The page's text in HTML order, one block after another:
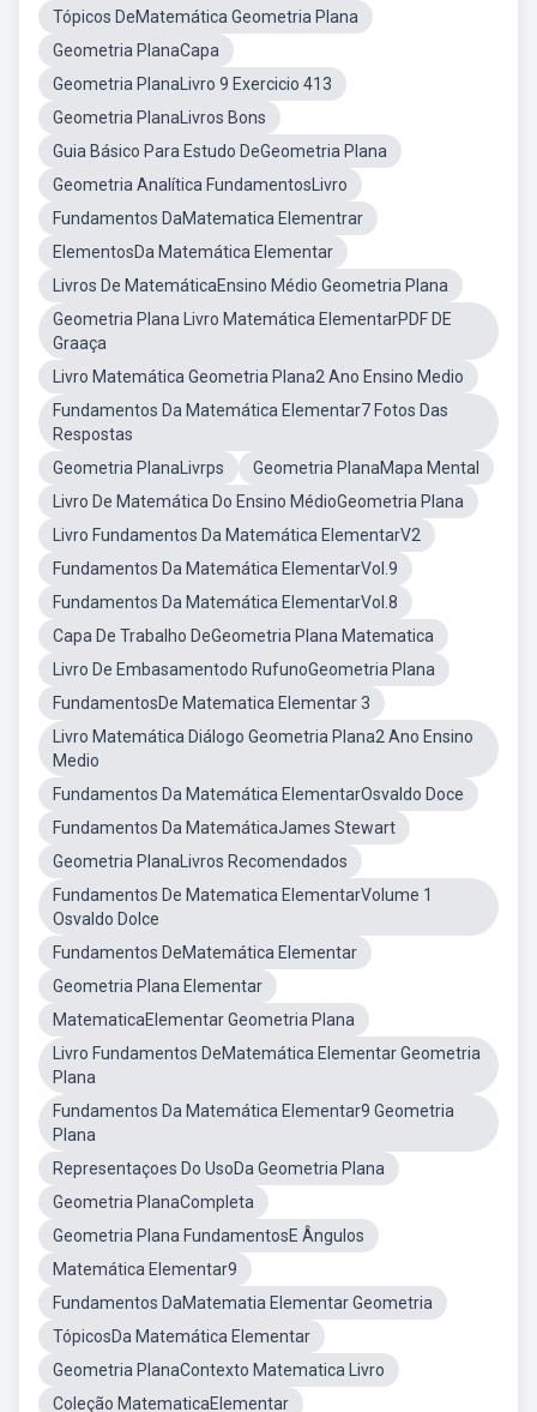
Tópicos DeMatemática Geometria Plana
Geometria PlanaCapa
Geometria PlanaLivro 9 Exercicio 413
Geometria PlanaLivros Bons
Guia Básico Para Estudo DeGeometria Plana
Geometria Analítica FundamentosLivro
Fundamentos DaMatematica Elementrar
ElementosDa Matemática Elementar
Livros De MatemáticaEnsino Médio Geometria Plana
Geometria Plana Livro Matemática ElementarPDF DE
Graaça
Livro Matemática Geometria Plana2 Ano Ensino Medio
Fundamentos Da Matemática Elementar7 Fotos Das
Respostas
Geometria PlanaLivrps
Geometria PlanaMapa Mental
Livro De Matemática Do Ensino MédioGeometria Plana
Livro Fundamentos Da Matemática ElementarV2
Fundamentos Da Matemática ElementarVol.9
Fundamentos Da Matemática ElementarVol.8
Capa De Trabalho DeGeometria Plana Matematica
Livro De Embasamentodo RufunoGeometria Plana
FundamentosDe Matematica Elementar 3
Livro Matemática Diálogo Geometria Plana2 Ano Ensino
Medio
Fundamentos Da Matemática ElementarOsvaldo Doce
Fundamentos Da MatemáticaJames Stewart
Geometria PlanaLivros Recomendados
Fundamentos De Matematica ElementarVolume 1
Osvaldo Dolce
Fundamentos DeMatemática Elementar
Geometria Plana Elementar
MatematicaElementar Geometria Plana
Livro Fundamentos DeMatemática Elementar Geometria
Plana
Fundamentos Da Matemática Elementar9 Geometria
Plana
Representaçoes Do UsoDa Geometria Plana
Geometria PlanaCompleta
Geometria Plana FundamentosE Ângulos
Matemática Elementar9
Fundamentos DaMatematia Elementar Geometria
TópicosDa Matemática Elementar
Geometria PlanaContexto Matematica Livro
Coleção MatematicaElementar